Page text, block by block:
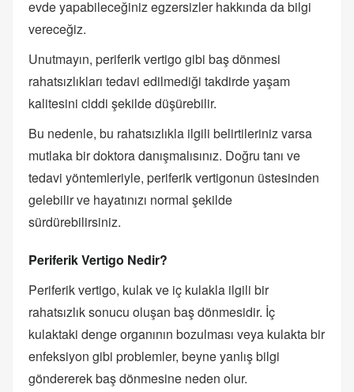
evde yapabileceğiniz egzersizler hakkında da bilgi
vereceğiz.
Unutmayın, periferik vertigo gibi baş dönmesi
rahatsızlıkları tedavi edilmediği takdirde yaşam
kalitesini ciddi şekilde düşürebilir.
Bu nedenle, bu rahatsızlıkla ilgili belirtileriniz varsa
mutlaka bir doktora danışmalısınız. Doğru tanı ve
tedavi yöntemleriyle, periferik vertigonun üstesinden
gelebilir ve hayatınızı normal şekilde
sürdürebilirsiniz.
Periferik Vertigo Nedir?
Periferik vertigo, kulak ve iç kulakla ilgili bir
rahatsızlık sonucu oluşan baş dönmesidir. İç
kulaktaki denge organının bozulması veya kulakta bir
enfeksiyon gibi problemler, beyne yanlış bilgi
göndererek baş dönmesine neden olur.